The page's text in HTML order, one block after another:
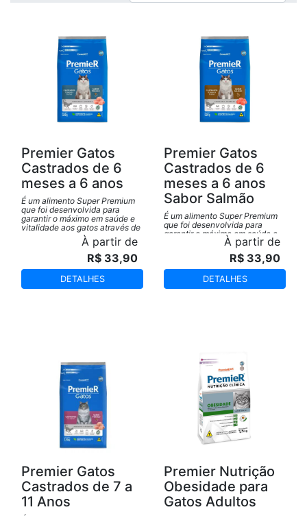
Premier Gatos
Castrados de 6
meses a 6 anos
É um alimento Super Premium
que foi desenvolvida para
garantir o máximo em saúde e
vitalidade aos gatos através de
cuidados nutricionais
específicos pós castração.
À partir de
R$ 33,90
DETALHES
Premier Gatos
Castrados de 6
meses a 6 anos
Sabor Salmão
É um alimento Super Premium
que foi desenvolvida para
garantir o máximo em saúde e
vitalidade aos gatos através de
cuidados nutricionais
específicos pós castração.
À partir de
R$ 33,90
DETALHES
Premier Gatos
Castrados de 7 a
11 Anos
Premier Nutrição
Obesidade para
Gatos Adultos